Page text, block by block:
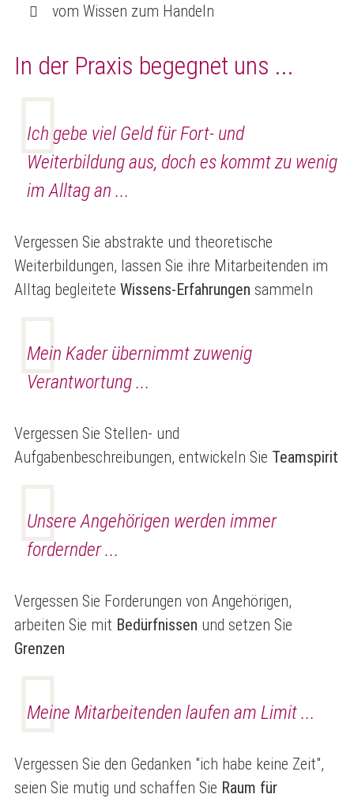
vom Wissen zum Handeln
In der Praxis begegnet uns ...
Ich gebe viel Geld für Fort- und
Weiterbildung aus, doch es kommt zu wenig
im Alltag an ...
Vergessen Sie abstrakte und theoretische
Weiterbildungen, lassen Sie ihre Mitarbeitenden im
Alltag begleitete Wissens-Erfahrungen sammeln
Mein Kader übernimmt zuwenig
Verantwortung ...
Vergessen Sie Stellen- und
Aufgabenbeschreibungen, entwickeln Sie Teamspirit
Unsere Angehörigen werden immer
fordernder ...
Vergessen Sie Forderungen von Angehörigen,
arbeiten Sie mit Bedürfnissen und setzen Sie
Grenzen
Meine Mitarbeitenden laufen am Limit ...
Vergessen Sie den Gedanken "ich habe keine Zeit",
seien Sie mutig und schaffen Sie Raum für